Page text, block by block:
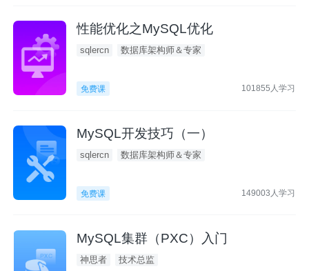
性能优化之MySQL优化
sqlercn 数据库架构师＆专家
免费课 101855人学习
MySQL开发技巧（一）
sqlercn 数据库架构师＆专家
免费课 149003人学习
MySQL集群（PXC）入门
神思者 技术总监